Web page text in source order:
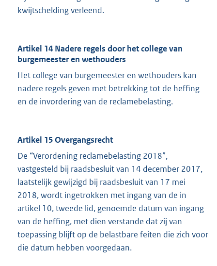
kwijtschelding verleend.
Artikel 14 Nadere regels door het college van
burgemeester en wethouders
Het college van burgemeester en wethouders kan
nadere regels geven met betrekking tot de heffing
en de invordering van de reclamebelasting.
Artikel 15 Overgangsrecht
De “Verordening reclamebelasting 2018”,
vastgesteld bij raadsbesluit van 14 december 2017,
laatstelijk gewijzigd bij raadsbesluit van 17 mei
2018, wordt ingetrokken met ingang van de in
artikel 10, tweede lid, genoemde datum van ingang
van de heffing, met dien verstande dat zij van
toepassing blijft op de belastbare feiten die zich voor
die datum hebben voorgedaan.